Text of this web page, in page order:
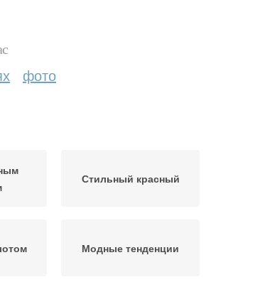
фото
Стильный красный
Модные тенденции